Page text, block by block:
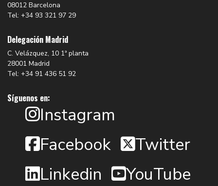
08012 Barcelona
Tel: +34 93 321 97 29
Delegación Madrid
C. Velázquez, 10 1ª planta
28001 Madrid
Tel: +34 91 436 51 92
Síguenos en:
Instagram
Facebook
Twitter
Linkedin
YouTube